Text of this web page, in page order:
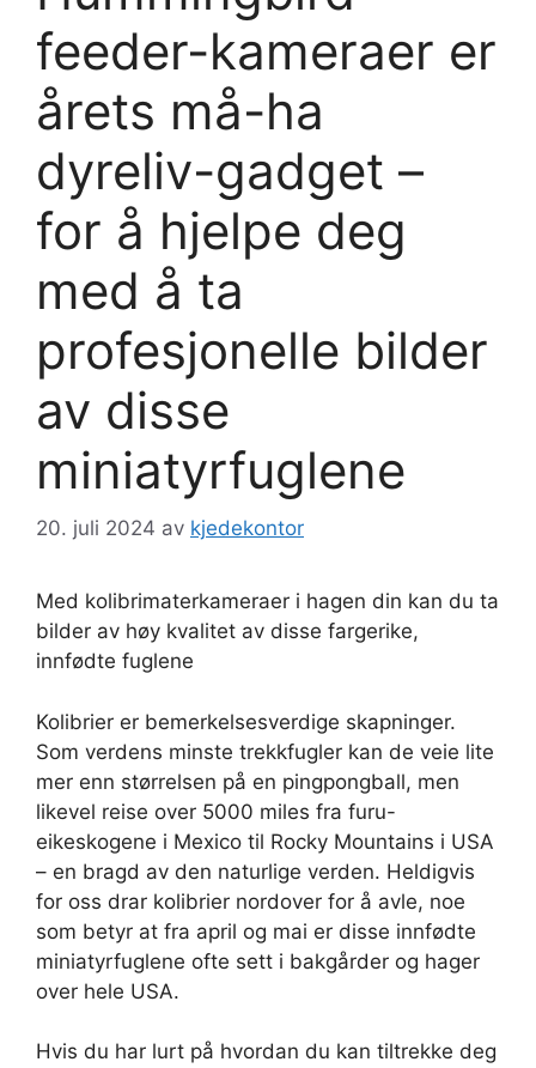
feeder-kameraer er
årets må-ha
dyreliv-gadget –
for å hjelpe deg
med å ta
profesjonelle bilder
av disse
miniatyrfuglene
20. juli 2024 av kjedekontor
Med kolibrimaterkameraer i hagen din kan du ta
bilder av høy kvalitet av disse fargerike,
innfødte fuglene
Kolibrier er bemerkelsesverdige skapninger.
Som verdens minste trekkfugler kan de veie lite
mer enn størrelsen på en pingpongball, men
likevel reise over 5000 miles fra furu-
eikeskogene i Mexico til Rocky Mountains i USA
– en bragd av den naturlige verden. Heldigvis
for oss drar kolibrier nordover for å avle, noe
som betyr at fra april og mai er disse innfødte
miniatyrfuglene ofte sett i bakgårder og hager
over hele USA.
Hvis du har lurt på hvordan du kan tiltrekke deg